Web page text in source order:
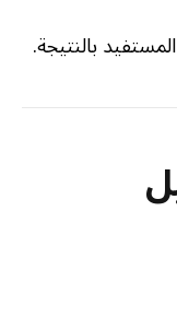
بالنتيجة.